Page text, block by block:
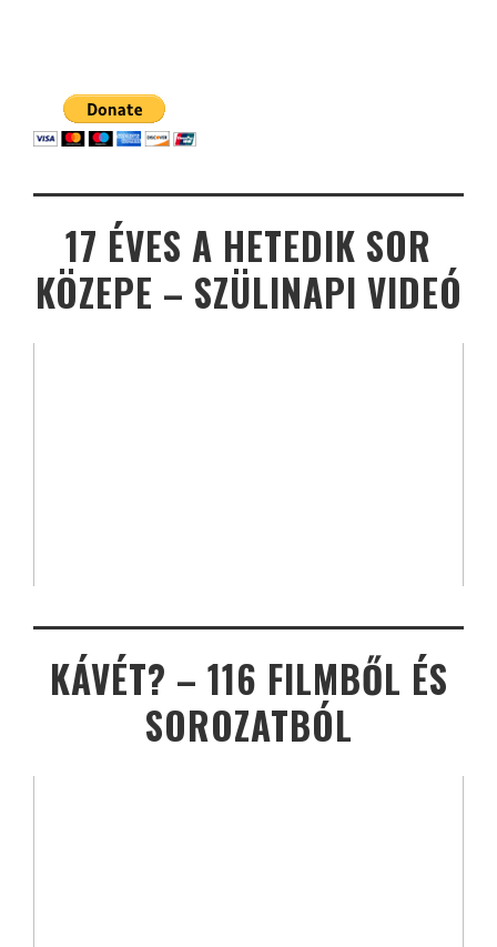
17 ÉVES A HETEDIK SOR
KÖZEPE – SZÜLINAPI VIDEÓ
KÁVÉT? – 116 FILMBŐL ÉS
SOROZATBÓL